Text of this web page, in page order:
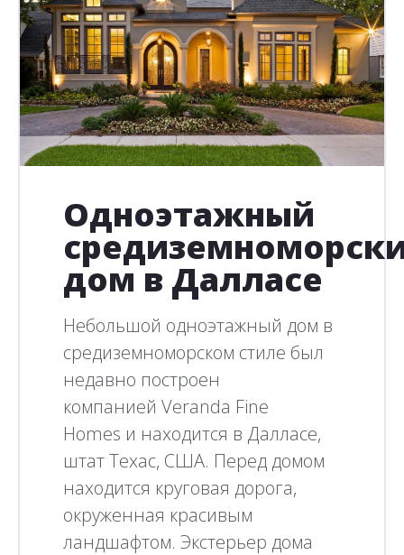
Одноэтажный
дом в Далласе
Небольшой одноэтажный дом в
средиземноморском стиле был
недавно построен
компанией Veranda Fine
Homes и находится в Далласе,
штат Техас, США. Перед домом
находится круговая дорога,
окруженная красивым
ландшафтом. Экстерьер дома